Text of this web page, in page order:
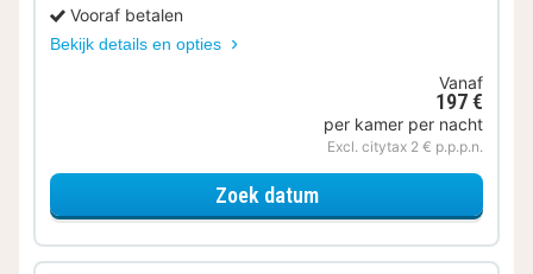
Vooraf betalen
Bekijk details en opties
Vanaf
197 €
per kamer per nacht
Excl. citytax 2 € p.p.p.n.
Zoek datumvoor Samen genieten